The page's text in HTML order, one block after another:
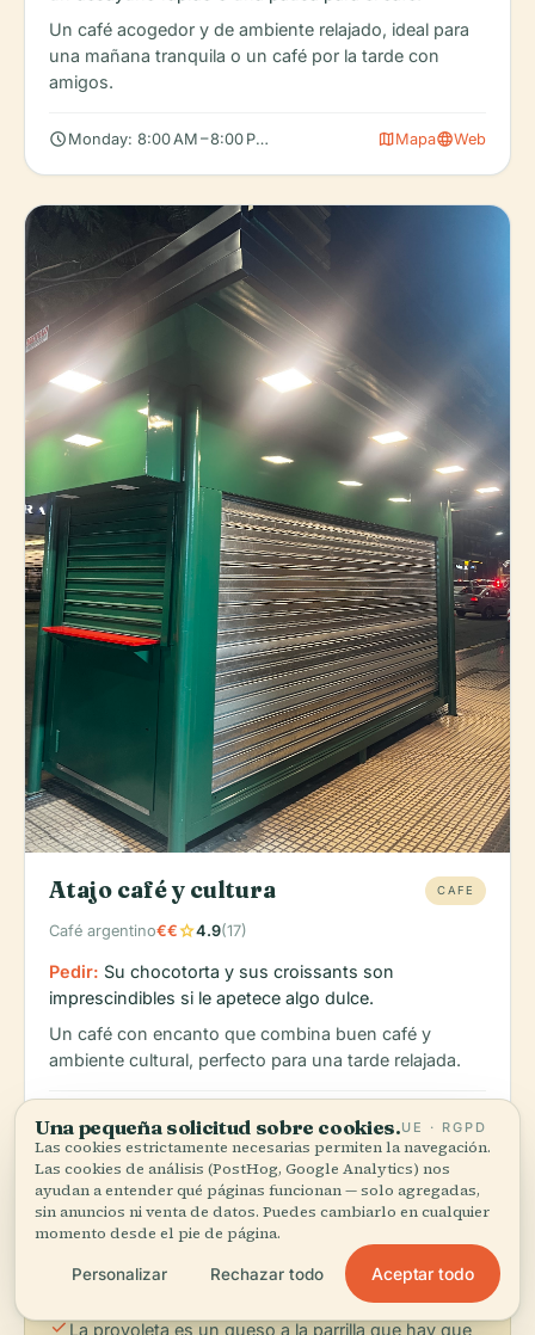
Un café acogedor y de ambiente relajado, ideal para
una mañana tranquila o un café por la tarde con
amigos.
schedule Monday: 8:00 AM – 8:00 PM, Tuesday: 8:00 AM – 8:00 PM,
mapMapalanguageWeb
Atajo café y cultura CAFE
Café argentino€€star4.9(17)
Pedir: Su chocotorta y sus croissants son
imprescindibles si le apetece algo dulce.
Un café con encanto que combina buen café y
ambiente cultural, perfecto para una tarde relajada.
schedule Monday: 7:00 AM – 8:30 PM, Tuesday: 7:00 AM – 8:30 PM,
infoConsejos gastronómicos
Buenos Aires es famosa por su cultura parrillera:
checkLa provoleta es un queso a la parrilla que hay que
Una pequeña solicitud sobre cookies.UE · RGPD
Las cookies estrictamente necesarias permiten la navegación.
Las cookies de análisis (PostHog, Google Analytics) nos
ayudan a entender qué páginas funcionan — solo agregadas,
sin anuncios ni venta de datos. Puedes cambiarlo en cualquier
momento desde el pie de página.
Personalizar Rechazar todo Aceptar todo